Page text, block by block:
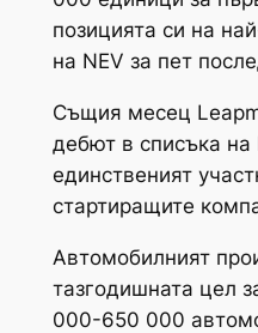
позицията си на
на NEV за пет
Същия месец
дебют в списъка
единственият
стартиращите
Автомобилният
тазгодишната цел
000-650 000